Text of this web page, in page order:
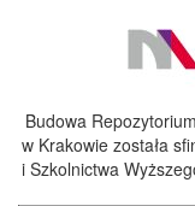
Budowa
w Krakowie została
i Szkolnictwa